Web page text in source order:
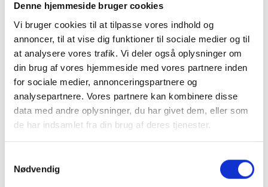
Denne hjemmeside bruger cookies
Vi bruger cookies til at tilpasse vores indhold og
annoncer, til at vise dig funktioner til sociale medier og til
at analysere vores trafik. Vi deler også oplysninger om
din brug af vores hjemmeside med vores partnere inden
for sociale medier, annonceringspartnere og
analysepartnere. Vores partnere kan kombinere disse
data med andre oplysninger, du har givet dem, eller som
de har indsamlet fra din brug af deres tjenester.
personoplysninger i vores privatlivspolitik, som du
Nødvendig
Første gang på banen